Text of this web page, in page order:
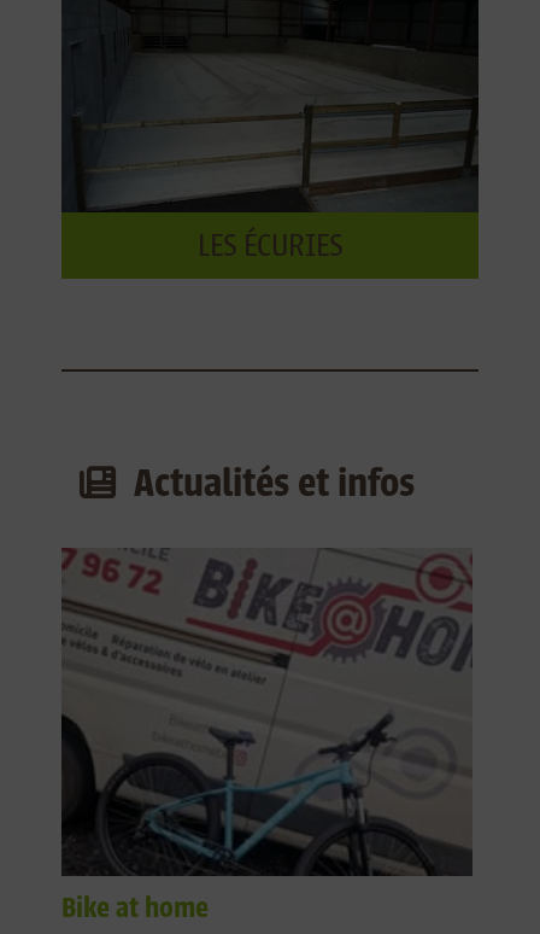
LES ÉCURIES
Actualités et infos
Bike at home